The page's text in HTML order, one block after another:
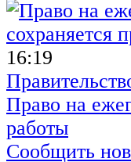
16:19
Право на
работы
Сообщить